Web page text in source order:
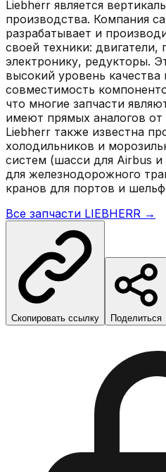
Liebherr является
производства. Компания
разрабатывает и
своей техники: двигатели,
электронику, редукторы.
высокий уровень
совместимость
что многие запчасти
имеют прямых аналогов от
Liebherr также известна
холодильников и
систем (шасси для Airbus
для железнодорожного
кранов для портов и
Все запчасти LIEBHERR →
Скопировать ссылку Поделиться